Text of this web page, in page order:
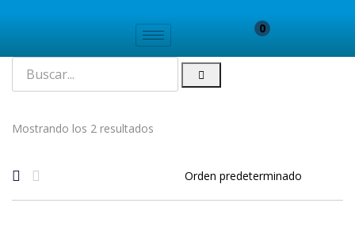
0
Mostrando los 2 resultados